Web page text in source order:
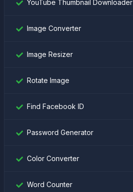
YouTube Thumbnail Downloader
Image Converter
Image Resizer
Rotate Image
Find Facebook ID
Password Generator
Color Converter
Word Counter